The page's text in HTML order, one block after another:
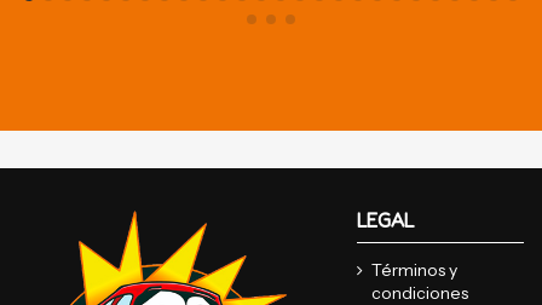
LEGAL
Términos y
condiciones